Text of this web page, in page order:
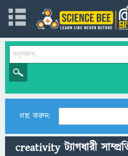
প্রশ্ন করুন:
creativity ট্যাগধারী